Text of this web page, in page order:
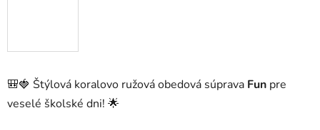
🎒🍓 Štýlová koralovo ružová obedová súprava Fun pre
veselé školské dni! 🌟